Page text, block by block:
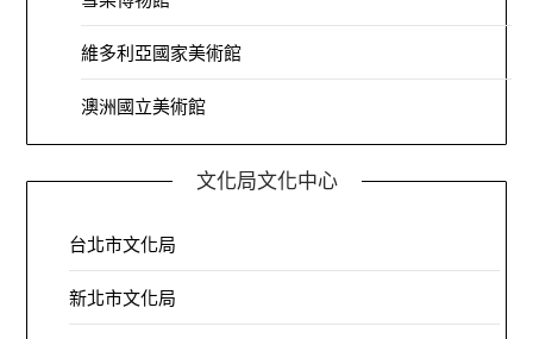
維多利亞國家美術館
澳洲國立美術館
文化局文化中心
台北市文化局
新北市文化局